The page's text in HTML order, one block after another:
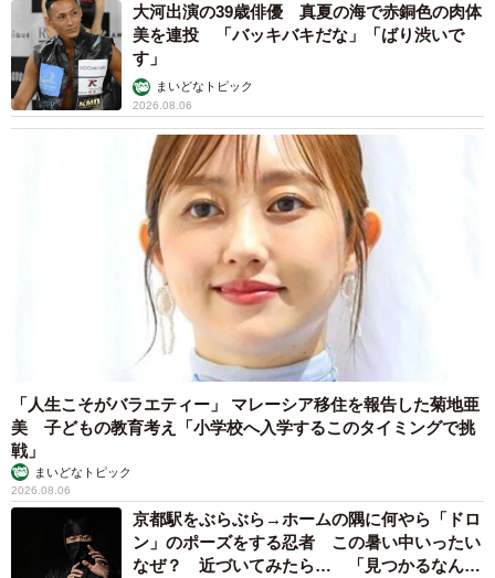
大河出演の39歳俳優 真夏の海で赤銅色の肉体
美を連投 「バッキバキだな」「ばり渋いで
す」
まいどなトピック
2026.08.06
「人生こそがバラエティー」 マレーシア移住を報告した菊地亜
美 子どもの教育考え「小学校へ入学するこのタイミングで挑
戦」
まいどなトピック
2026.08.06
京都駅をぶらぶら→ホームの隅に何やら「ドロ
ン」のポーズをする忍者 この暑い中いったい
なぜ？ 近づいてみたら… 「見つかるなんて